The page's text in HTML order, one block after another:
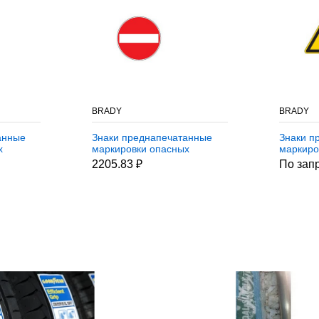
BRADY
Знаки преднапечатанные
маркировки опасных
грузов Brady по
nfpa,пиктограмма-,
2205.83 ₽
BRADY
Знаки
грузов
По